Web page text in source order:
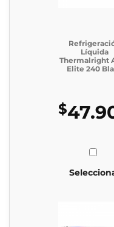
Líquida
Thermalright
Elite 240
$